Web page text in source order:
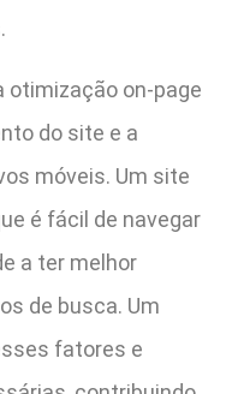
otimização on-page
do site e a
móveis. Um site
é fácil de navegar
a ter melhor
de busca. Um
fatores e